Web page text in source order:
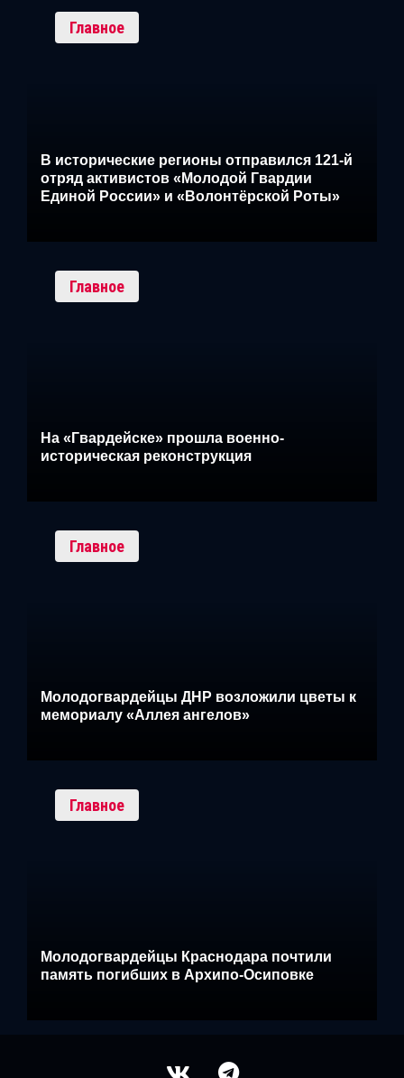
Главное
В исторические регионы отправился 121-й
отряд активистов «Молодой Гвардии
Единой России» и «Волонтёрской Роты»
Главное
На «Гвардейске» прошла военно-
историческая реконструкция
Главное
Молодогвардейцы ДНР возложили цветы к
мемориалу «Аллея ангелов»
Главное
Молодогвардейцы Краснодара почтили
память погибших в Архипо-Осиповке